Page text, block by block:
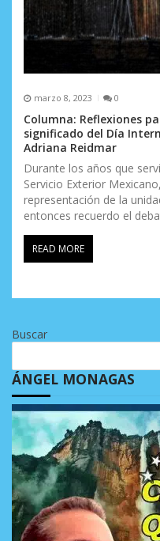
marzo 8, 2023 0
Columna: Reflexiones
significado del Día
Adriana Reidmar
Durante los años que
Servicio Exterior
representación de la
entonces recuerdo el
READ MORE
Buscar
ÁNGEL MONAGAS